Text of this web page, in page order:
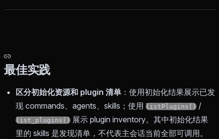
最佳实践
区分初始化资源和 plugin 清单 ：使用初始化结果展示已发
现 commands、agents、skills；使用 listPlugins() /
list_plugins() 展示 plugin inventory。其中初始化结果
里的 skills 是发现清单，不代表主会话当前全部可调用。